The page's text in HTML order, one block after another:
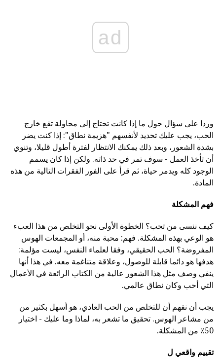
ad
وردا على سؤال حول ما إذا كانت تحتاج إلى محاولة تقع خارج
الحب، يجب عليك تحديد لأنفسهم "هزيمة نطاق": إذا كنت يضر
بشدة الشعور، وبعد ذلك يمكنك الانتظار لفترة أطول قليلا، وتنوي
أن تأخذ العمل - سوف تمر في حد ذاته. ولكن إذا كان يسمم
الوجود كله ويدمر حياة، ثم قرأ على الفور الفقرات التالية من هذه
المادة.
فهم المشكلة
كيف ننسى من تحب؟ الخطوة الأولى نحو التخلص من هذا العبء
هو الوعي بهذه المشكلة. فهم: محبة منه، أو المجمعات الهوس
المفروضة؟ الحب الحقيقي، وفقا لعلماء النفس، ليست مؤلمة:
هدفها هو دائما قابلة للوصول، وعلاقة متناغمة معه. في هذا أنها
ينفي وصف مثل هذا الشعور عالية من الكتاب الرائعة في الأعمال
التي أحب وكان نطاق عالمي.
يجب أن نفهم أن للتخلص من الحب العادي، هو أسهل بكثير من
من مشاعر الهوس. تحقيق ما تشعر به، لماذا وما عليك - اختيار
50٪ من المشكلة.
تقييم واقعي ل